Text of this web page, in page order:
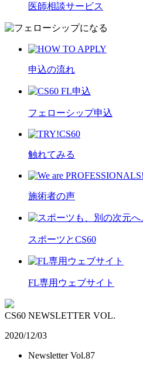
医師相談サービス
申込の流れ
フェローシップ申込
触れてみる
施術者の声
スポーツとCS60
FL専用ウェブサイト
CS60 NEWSLETTER VOL.
2020/12/03
Newsletter Vol.87